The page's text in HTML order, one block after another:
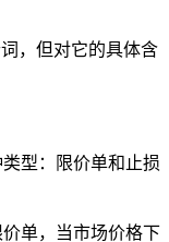
，但对它的具体含
型：限价单和止损
单，当市场价格下